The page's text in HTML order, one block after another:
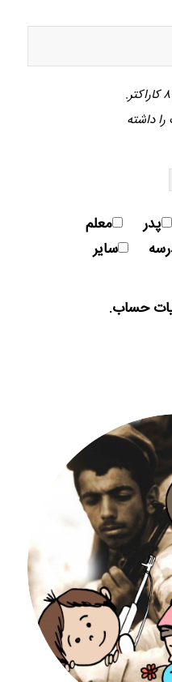
داشته
پدر
معلم
سایر
حساب.